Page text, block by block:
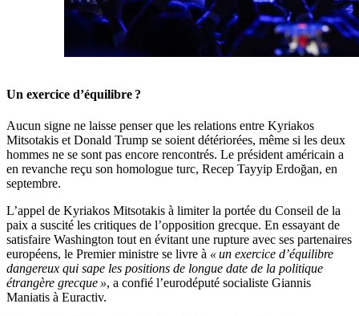
Un exercice d’équilibre ?
Aucun signe ne laisse penser que les relations entre Kyriakos
Mitsotakis et Donald Trump se soient détériorées, même si les deux
hommes ne se sont pas encore rencontrés. Le président américain a
en revanche reçu son homologue turc, Recep Tayyip Erdoğan, en
septembre.
L’appel de Kyriakos Mitsotakis à limiter la portée du Conseil de la
paix a suscité les critiques de l’opposition grecque. En essayant de
satisfaire Washington tout en évitant une rupture avec ses partenaires
européens, le Premier ministre se livre à « un exercice d’équilibre
dangereux qui sape les positions de longue date de la politique
étrangère grecque », a confié l’eurodéputé socialiste Giannis
Maniatis à Euractiv.